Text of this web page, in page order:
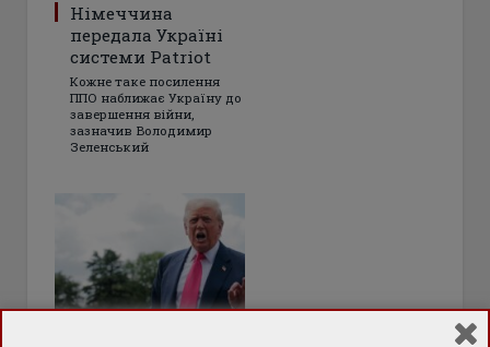
Німеччина
передала Україні
системи Patriot
Кожне таке посилення
ППО наближає Україну до
завершення війни,
зазначив Володимир
Зеленський